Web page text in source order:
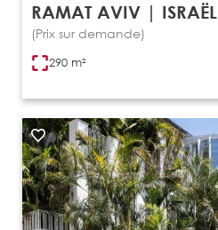
RAMAT AVIV | ISRAËL
(Prix sur demande)
290 m²